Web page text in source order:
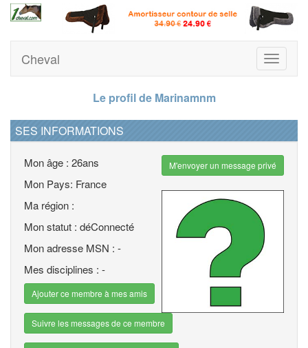
Toggle
Cheval
Le profil de Marinamnm
SES INFORMATIONS
Mon âge : 26ans
Mon Pays: France
Ma région :
Mon statut : déConnecté
Mon adresse MSN : -
Mes disciplines : -
Ajouter ce membre à mes amis
Suivre les messages de ce membre
M'envoyer un message privé